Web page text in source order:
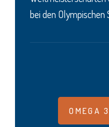
bei den Olympischen
OMEGA